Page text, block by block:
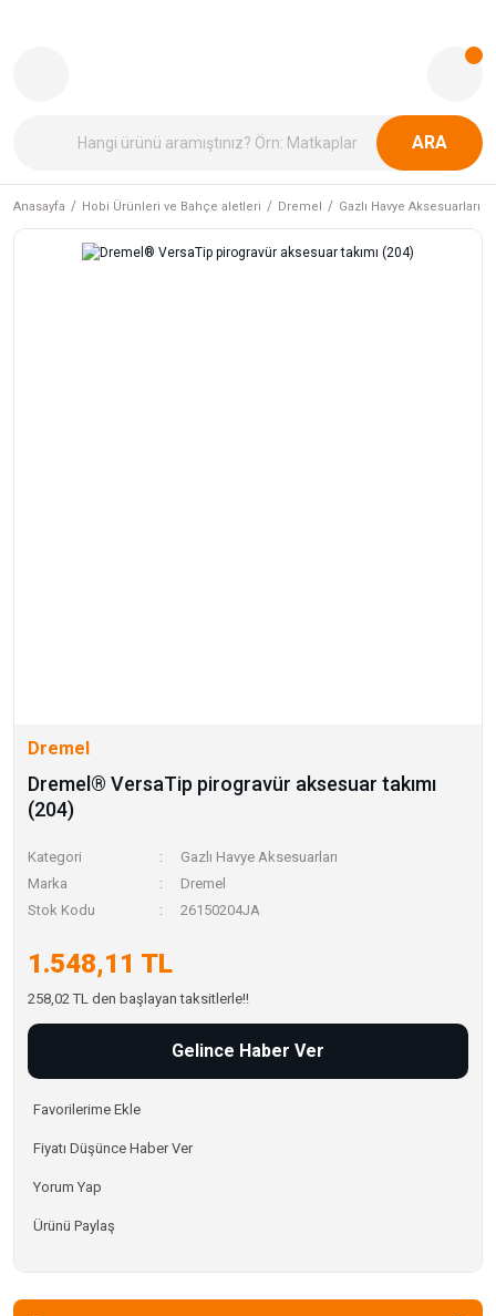
ARA
Anasayfa Hobi Ürünleri ve Bahçe aletleri Dremel Gazlı Havye Aksesuarları
Dremel
Dremel® VersaTip pirogravür aksesuar takımı
(204)
Kategori
Gazlı Havye Aksesuarları
Marka
Dremel
Stok Kodu
26150204JA
1.548,11 TL
258,02 TL den başlayan taksitlerle!!
Gelince Haber Ver
Fiyatı Düşünce Haber Ver
Yorum Yap
Ürünü Paylaş